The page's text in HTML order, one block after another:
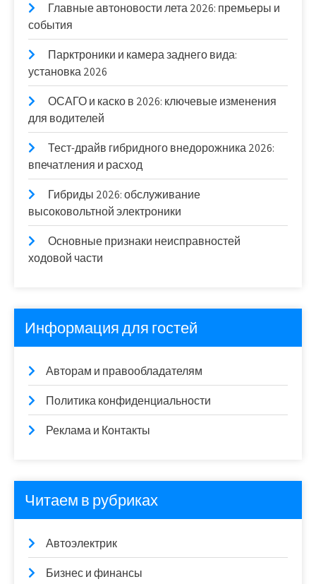
Главные автоновости лета 2026: премьеры и
события
Парктроники и камера заднего вида:
установка 2026
ОСАГО и каско в 2026: ключевые изменения
для водителей
Тест-драйв гибридного внедорожника 2026:
впечатления и расход
Гибриды 2026: обслуживание
высоковольтной электроники
Основные признаки неисправностей
ходовой части
Информация для гостей
Авторам и правообладателям
Политика конфиденциальности
Реклама и Контакты
Читаем в рубриках
Автоэлектрик
Бизнес и финансы